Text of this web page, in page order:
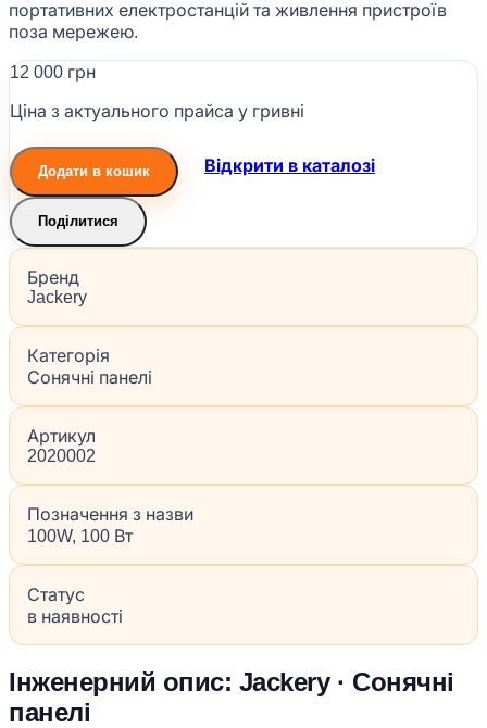
портативних електростанцій та живлення пристроїв
поза мережею.
12 000 грн
Ціна з актуального прайса у гривні
Додати в кошик Відкрити в каталозі
Поділитися
Бренд
Jackery
Категорія
Сонячні панелі
Артикул
2020002
Позначення з назви
100W, 100 Вт
Статус
в наявності
Інженерний опис: Jackery · Сонячні
панелі